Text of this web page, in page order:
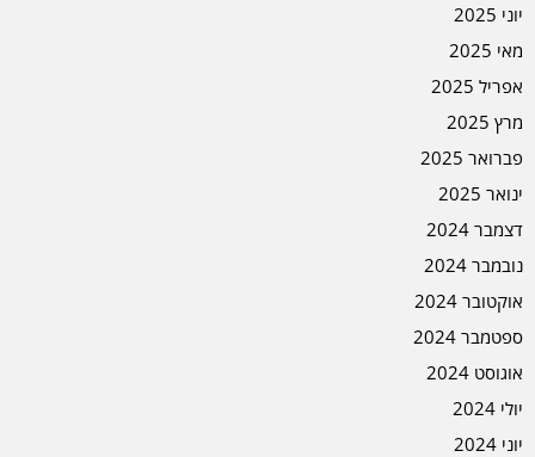
יוני 2025
מאי 2025
אפריל 2025
מרץ 2025
פברואר 2025
ינואר 2025
דצמבר 2024
נובמבר 2024
אוקטובר 2024
ספטמבר 2024
אוגוסט 2024
יולי 2024
יוני 2024